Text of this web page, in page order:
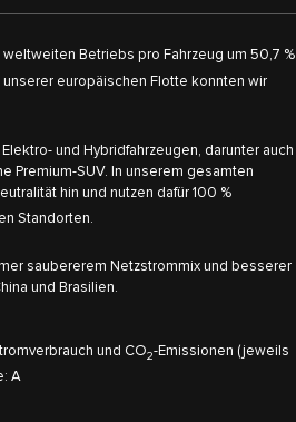
Betriebs pro Fahrzeug um 50,7 %
unserer europäischen Flotte konnten wir
und Hybridfahrzeugen, darunter auch
Premium-SUV. In unserem gesamten
hin und nutzen dafür 100 %
Standorten.
saubererem Netzstrommix und besserer
und Brasilien.
und CO2-Emissionen (jeweils
A